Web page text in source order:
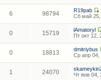
6 98794
R19pab
Сб май 25,
0 15719
lAmatoryl
Пт окт 12,
0 18813
dmitriybus
Ср апр 04,
1 24070
Чт янв 04,